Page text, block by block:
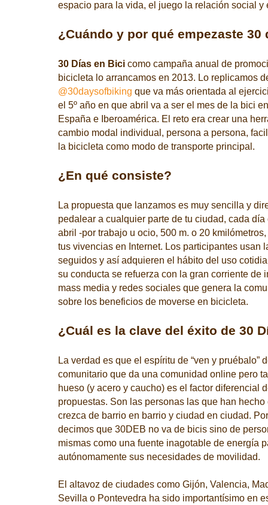
espacio para la vida, el juego la relación social y
¿Cuándo y por qué empezaste 30
30 Días en Bici como campaña anual de
bicicleta lo arrancamos en 2013. Lo replicamos
@30daysofbiking que va más orientada al
el 5º año en que abril va a ser el mes de la bici
España e Iberoamérica. El reto era crear una
cambio modal individual, persona a persona,
la bicicleta como modo de transporte principal.
¿En qué consiste?
La propuesta que lanzamos es muy sencilla y
pedalear a cualquier parte de tu ciudad, cada
abril -por trabajo u ocio, 500 m. o 20
tus vivencias en Internet. Los participantes usan
seguidos y así adquieren el hábito del uso
su conducta se refuerza con la gran corriente de
mass media y redes sociales que genera la
sobre los beneficios de moverse en bicicleta.
¿Cuál es la clave del éxito de 30
La verdad es que el espíritu de “ven y pruébalo”
comunitario que da una comunidad online pero
hueso (y acero y caucho) es el factor diferencial
propuestas. Son las personas las que han
crezca de barrio en barrio y ciudad en ciudad.
decimos que 30DEB no va de bicis sino de
mismas como una fuente inagotable de energía
autónomamente sus necesidades de movilidad.
El altavoz de ciudades como Gijón, Valencia,
Sevilla o Pontevedra ha sido importantísimo en